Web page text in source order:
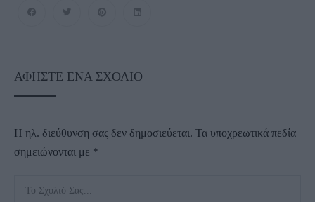
ΑΦΉΣΤΕ ΈΝΑ ΣΧΌΛΙΟ
Η ηλ. διεύθυνση σας δεν δημοσιεύεται. Τα υποχρεωτικά πεδία
σημειώνονται με *